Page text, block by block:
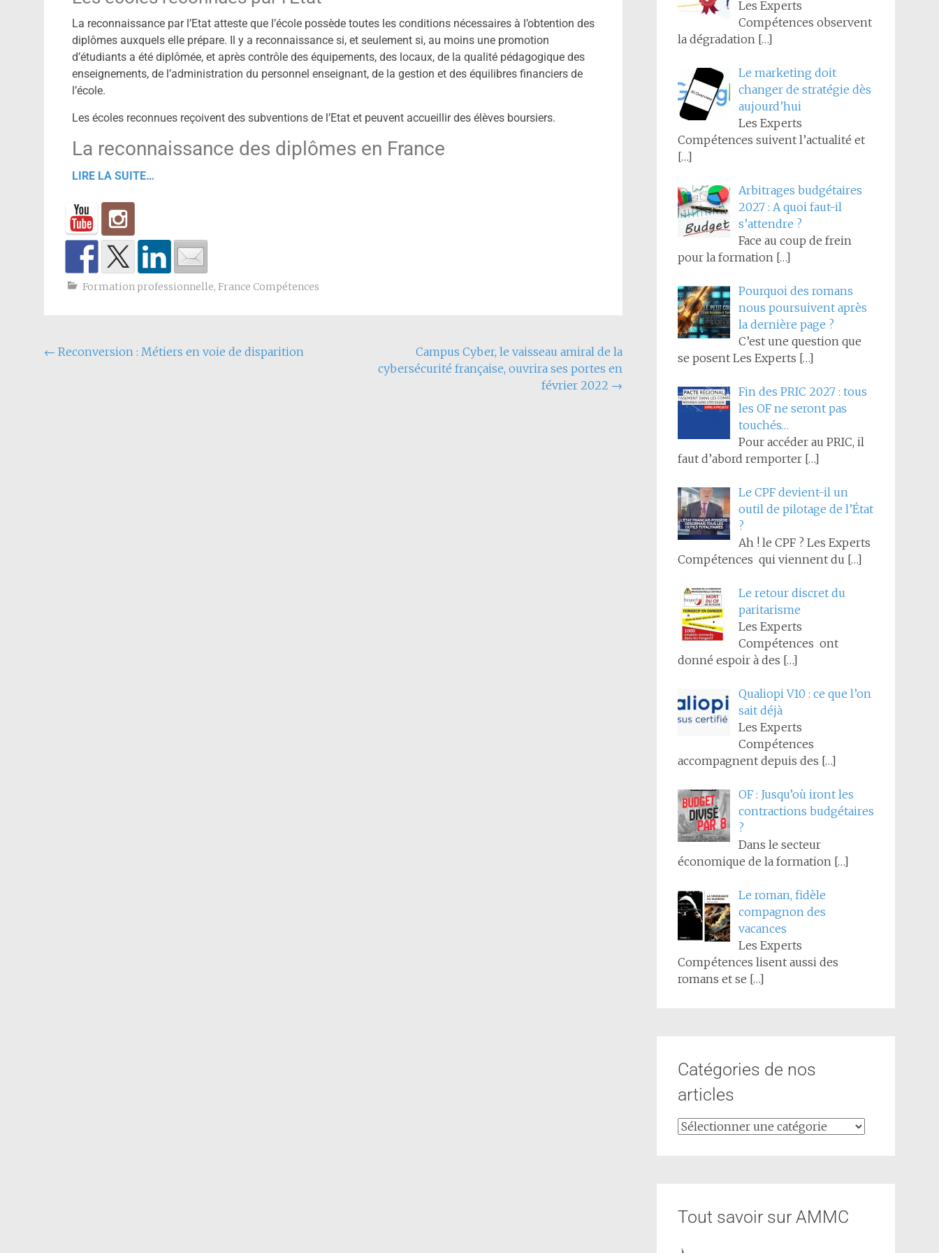
La reconnaissance par l’Etat atteste que l’école possède toutes les conditions nécessaires à l’obtention des
diplômes auxquels elle prépare. Il y a reconnaissance si, et seulement si, au moins une promotion
d’étudiants a été diplômée, et après contrôle des équipements, des locaux, de la qualité pédagogique des
enseignements, de l’administration du personnel enseignant, de la gestion et des équilibres financiers de
l’école.
Les écoles reconnues reçoivent des subventions de l’Etat et peuvent accueillir des élèves boursiers.
La reconnaissance des diplômes en France
LIRE LA SUITE…
Formation professionnelle, France Compétences
← Reconversion : Métiers en voie de disparition
Campus Cyber, le vaisseau amiral de la
cybersécurité française, ouvrira ses portes en
février 2022 →
Les Experts
Compétences observent
la dégradation […]
Le marketing doit
changer de stratégie dès
aujourd’hui
Les Experts
Compétences suivent l’actualité et
[…]
Arbitrages budgétaires
2027 : A quoi faut-il
s’attendre ?
Face au coup de frein
pour la formation […]
Pourquoi des romans
nous poursuivent après
la dernière page ?
C’est une question que
se posent Les Experts […]
Fin des PRIC 2027 : tous
les OF ne seront pas
touchés…
Pour accéder au PRIC, il
faut d’abord remporter […]
Le CPF devient-il un
outil de pilotage de l’État
?
Ah ! le CPF ? Les Experts
Compétences qui viennent du […]
Le retour discret du
paritarisme
Les Experts
Compétences ont
donné espoir à des […]
Qualiopi V10 : ce que l’on
sait déjà
Les Experts
Compétences
accompagnent depuis des […]
OF : Jusqu’où iront les
contractions budgétaires
?
Dans le secteur
économique de la formation […]
Le roman, fidèle
compagnon des
vacances
Les Experts
Compétences lisent aussi des
romans et se […]
Catégories de nos
articles
Tout savoir sur AMMC